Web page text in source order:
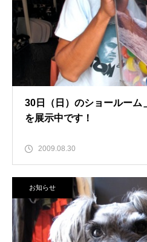
30日（日）のショールーム
を展示中です！
2009.08.30
お知らせ